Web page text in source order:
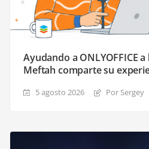
Ayudando a ONLYOFFICE
Meftah comparte su
5 agosto 2026 Por Sergey